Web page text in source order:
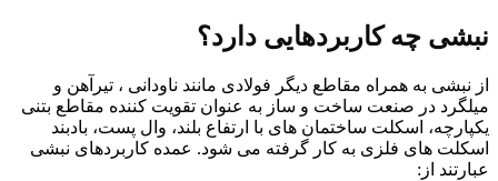
نبشی چه کاربردهایی دارد؟
از نبشی به همراه مقاطع دیگر فولادی مانند ناودانی ، تیرآهن و
میلگرد در صنعت ساخت و ساز به عنوان تقویت کننده مقاطع بتنی
یکپارچه، اسکلت ساختمان های با ارتفاع بلند، وال پست، بادبند
اسکلت های فلزی به کار گرفته می شود. عمده کاربردهای نبشی
عبارتند از: